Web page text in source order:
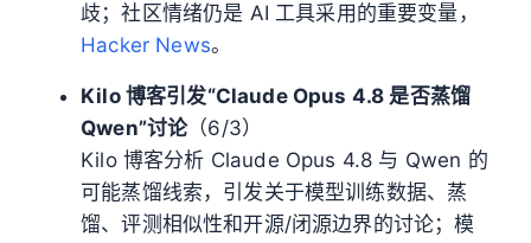
歧；社区情绪仍是 AI 工具采用的重要变量，
Hacker News。
Kilo 博客引发“Claude Opus 4.8 是否蒸馏
Qwen”讨论（6/3）
Kilo 博客分析 Claude Opus 4.8 与 Qwen 的
可能蒸馏线索，引发关于模型训练数据、蒸
馏、评测相似性和开源/闭源边界的讨论；模